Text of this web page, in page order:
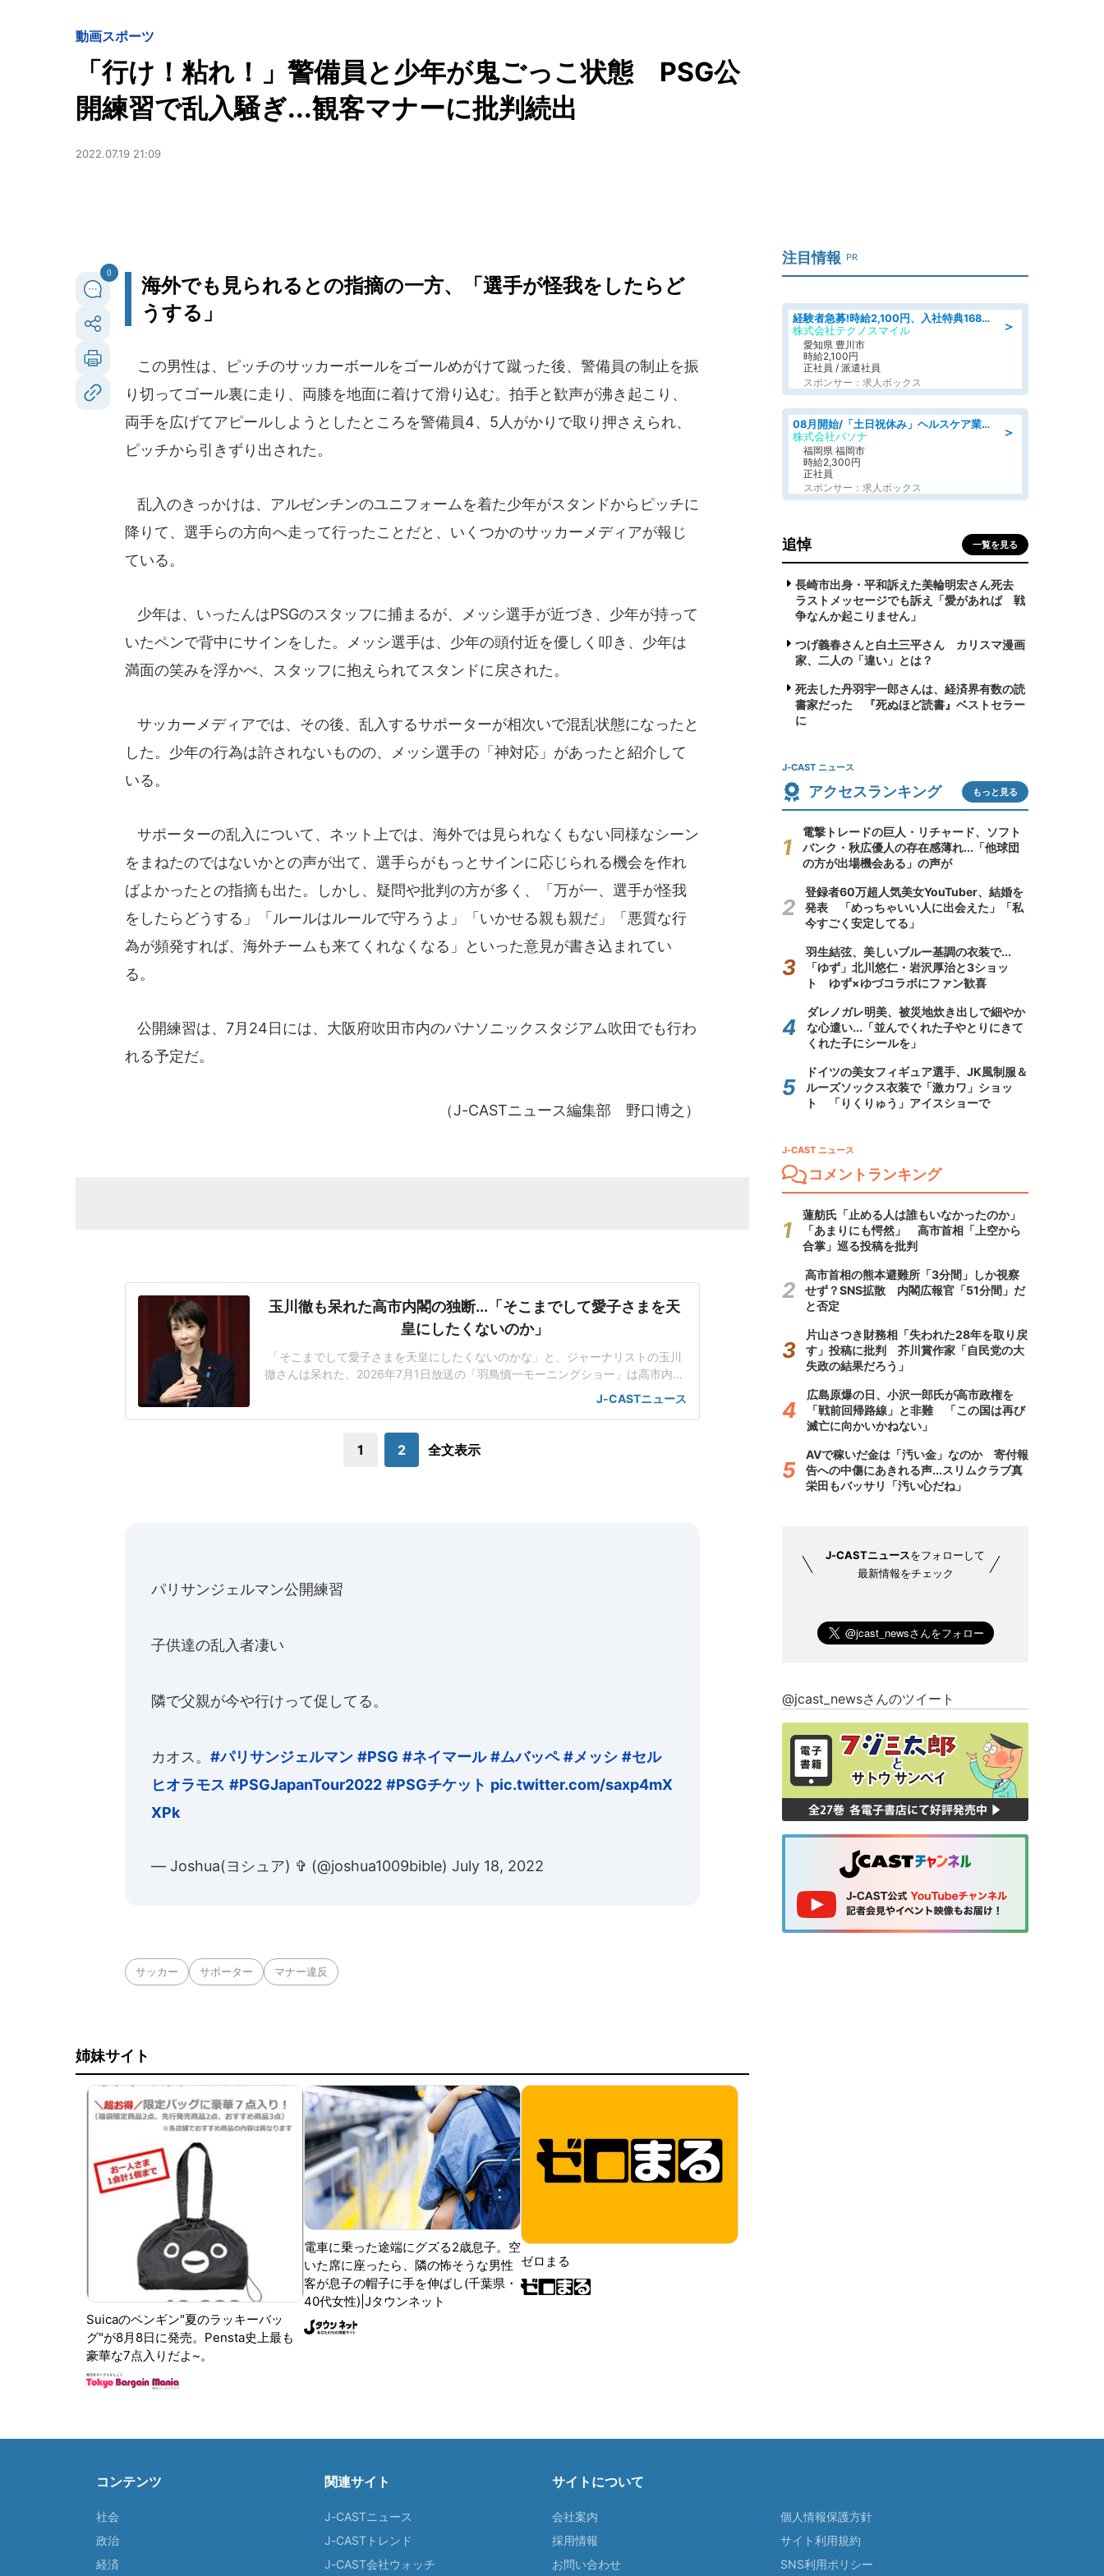
動画スポーツ
「行け！粘れ！」警備員と少年が鬼ごっこ状態 PSG公
開練習で乱入騒ぎ...観客マナーに批判続出
2022.07.19 21:09
0
海外でも見られるとの指摘の一方、「選手が怪我をしたらど
うする」
この男性は、ピッチのサッカーボールをゴールめがけて蹴った後、警備員の制止を振
り切ってゴール裏に走り、両膝を地面に着けて滑り込む。拍手と歓声が沸き起こり、
両手を広げてアピールしようとしたところを警備員4、5人がかりで取り押さえられ、
ピッチから引きずり出された。
乱入のきっかけは、アルゼンチンのユニフォームを着た少年がスタンドからピッチに
降りて、選手らの方向へ走って行ったことだと、いくつかのサッカーメディアが報じ
ている。
少年は、いったんはPSGのスタッフに捕まるが、メッシ選手が近づき、少年が持って
いたペンで背中にサインをした。メッシ選手は、少年の頭付近を優しく叩き、少年は
満面の笑みを浮かべ、スタッフに抱えられてスタンドに戻された。
サッカーメディアでは、その後、乱入するサポーターが相次いで混乱状態になったと
した。少年の行為は許されないものの、メッシ選手の「神対応」があったと紹介して
いる。
サポーターの乱入について、ネット上では、海外では見られなくもない同様なシーン
をまねたのではないかとの声が出て、選手らがもっとサインに応じられる機会を作れ
ばよかったとの指摘も出た。しかし、疑問や批判の方が多く、「万が一、選手が怪我
をしたらどうする」「ルールはルールで守ろうよ」「いかせる親も親だ」「悪質な行
為が頻発すれば、海外チームも来てくれなくなる」といった意見が書き込まれてい
る。
公開練習は、7月24日には、大阪府吹田市内のパナソニックスタジアム吹田でも行わ
れる予定だ。
（J-CASTニュース編集部 野口博之）
玉川徹も呆れた高市内閣の独断...「そこまでして愛子さまを天
皇にしたくないのか」
「そこまでして愛子さまを天皇にしたくないのかな」と、ジャーナリストの玉川
徹さんは呆れた。2026年7月1日放送の「羽鳥慎一モーニングショー」は高市内閣
が閣議決定した皇室典範改正案について、立法府の総意に基づいていないだけで
なく、国民の総意にも沿っていないんじゃないかと取り上げた。「将来、他国が
も」改正案は、皇族が旧宮家の男子を養
J-CASTニュース
1 2 全文表示
パリサンジェルマン公開練習
子供達の乱入者凄い
隣で父親が今や行けって促してる。
カオス。 #パリサンジェルマン #PSG #ネイマール #ムバッペ #メッシ #セル
ヒオラモス #PSGJapanTour2022 #PSGチケット pic.twitter.com/saxp4mX
XPk
— Joshua(ヨシュア) ✞ (@joshua1009bible) July 18, 2022
サッカー サポーター マナー違反
姉妹サイト
Suicaのペンギン"夏のラッキーバッ
グ"が8月8日に発売。Pensta史上最も
豪華な7点入りだよ~。
電車に乗った途端にグズる2歳息子。空
いた席に座ったら、隣の怖そうな男性
客が息子の帽子に手を伸ばし(千葉県・
40代女性)|Jタウンネット
ゼロまる
注目情報 PR
＞
経験者急募!時給2,100円、入社特典168万円の自動車製造業務/トヨタ自動車/tutumi
株式会社テクノスマイル
愛知県 豊川市
時給2,100円
正社員 / 派遣社員
スポンサー：求人ボックス
＞
08月開始/「土日祝休み」ヘルスケア業界の産業保健師/高時給/未経験OK/要資格:保健師、正看護師
株式会社パソナ
福岡県 福岡市
時給2,300円
正社員
スポンサー：求人ボックス
追悼 一覧を見る
長崎市出身・平和訴えた美輪明宏さん死去
ラストメッセージでも訴え「愛があれば 戦
争なんか起こりません」
つげ義春さんと白土三平さん カリスマ漫画
家、二人の「違い」とは？
死去した丹羽宇一郎さんは、経済界有数の読
書家だった 『死ぬほど読書』ベストセラー
に
J-CAST ニュース
アクセスランキング もっと見る
電撃トレードの巨人・リチャード、ソフト
バンク・秋広優人の存在感薄れ...「他球団
の方が出場機会ある」の声が
登録者60万超人気美女YouTuber、結婚を
発表 「めっちゃいい人に出会えた」「私
今すごく安定してる」
羽生結弦、美しいブルー基調の衣装で...
「ゆず」北川悠仁・岩沢厚治と3ショッ
ト ゆず×ゆづコラボにファン歓喜
ダレノガレ明美、被災地炊き出しで細やか
な心遣い...「並んでくれた子やとりにきて
くれた子にシールを」
ドイツの美女フィギュア選手、JK風制服＆
ルーズソックス衣装で「激カワ」ショッ
ト 「りくりゅう」アイスショーで
J-CAST ニュース
コメントランキング
蓮舫氏「止める人は誰もいなかったのか」
「あまりにも愕然」 高市首相「上空から
合掌」巡る投稿を批判
高市首相の熊本避難所「3分間」しか視察
せず？SNS拡散 内閣広報官「51分間」だ
と否定
片山さつき財務相「失われた28年を取り戻
す」投稿に批判 芥川賞作家「自民党の大
失政の結果だろう」
広島原爆の日、小沢一郎氏が高市政権を
「戦前回帰路線」と非難 「この国は再び
滅亡に向かいかねない」
AVで稼いだ金は「汚い金」なのか 寄付報
告への中傷にあきれる声...スリムクラブ真
栄田もバッサリ「汚い心だね」
J-CASTニュースをフォローして
最新情報をチェック
@jcast_newsさんのツイート
コンテンツ
社会
政治
経済
関連サイト
J-CASTニュース
J-CASTトレンド
J-CAST会社ウォッチ
サイトについて
会社案内
採用情報
お問い合わせ
個人情報保護方針
サイト利用規約
SNS利用ポリシー